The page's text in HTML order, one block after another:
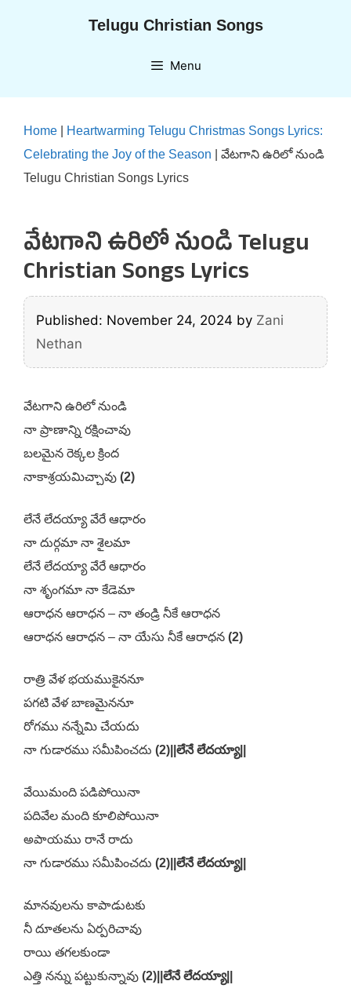
Telugu Christian Songs
Menu
Home
Heartwarming Telugu Christmas Songs Lyrics:
Celebrating the Joy of the Season
వేటగాని ఉరిలో నుండి
Telugu Christian Songs Lyrics
వేటగాని ఉరిలో నుండి Telugu
Christian Songs Lyrics
Published: November 24, 2024 by Zani
Nethan
వేటగాని ఉరిలో నుండి
నా ప్రాణాన్ని రక్షించావు
బలమైన రెక్కల క్రింద
నాకాశ్రయమిచ్చావు (2)
లేనే లేదయ్యా వేరే ఆధారం
నా దుర్గమా నా శైలమా
లేనే లేదయ్యా వేరే ఆధారం
నా శృంగమా నా కేడెమా
ఆరాధన ఆరాధన – నా తండ్రి నీకే ఆరాధన
ఆరాధన ఆరాధన – నా యేసు నీకే ఆరాధన (2)
రాత్రి వేళ భయముకైననూ
పగటి వేళ బాణమైననూ
రోగము నన్నేమి చేయదు
నా గుడారము సమీపించదు (2) ||లేనే లేదయ్యా||
వేయిమంది పడిపోయినా
పదివేల మంది కూలిపోయినా
అపాయము రానే రాదు
నా గుడారము సమీపించదు (2) ||లేనే లేదయ్యా||
మానవులను కాపాడుటకు
నీ దూతలను ఏర్పరిచావు
రాయి తగలకుండా
ఎత్తి నన్ను పట్టుకున్నావు (2) ||లేనే లేదయ్యా||